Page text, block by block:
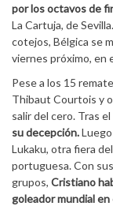
por los octavos de
La Cartuja, de
cotejos, Bélgica se
viernes próximo, en
Pese a los 15
Thibaut Courtois y
salir del cero. Tras el
su decepción.
Lukaku, otra fiera
portuguesa. Con
grupos, Cristiano
goleador mundial